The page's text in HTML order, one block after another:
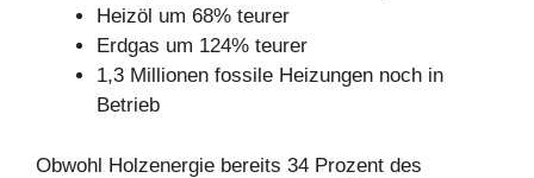
Heizöl um 68% teurer
Erdgas um 124% teurer
1,3 Millionen fossile Heizungen noch in
Betrieb
Obwohl Holzenergie bereits 34 Prozent des